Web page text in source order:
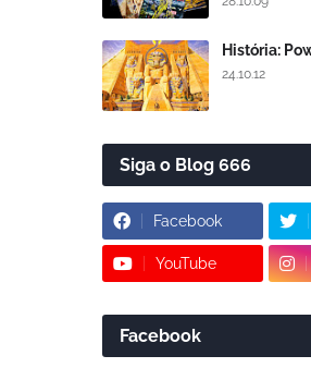
História:
24.10.12
Siga o Blog 666
Facebook
YouTube
Facebook